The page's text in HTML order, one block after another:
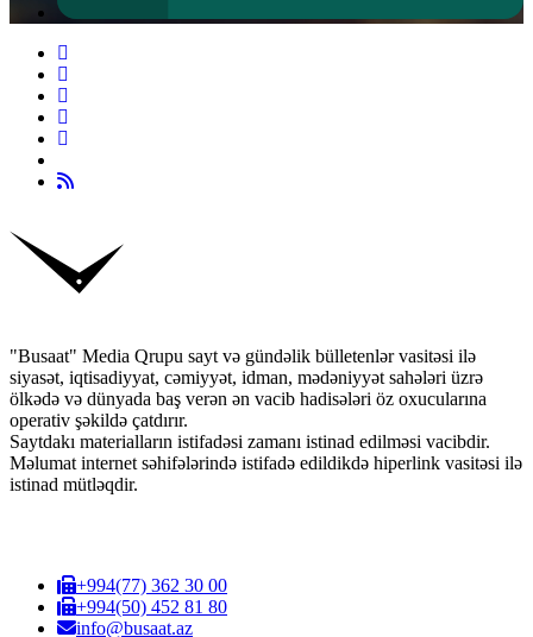
"Busaat" Media Qrupu sayt və gündəlik bülletenlər vasitəsi ilə
siyasət, iqtisadiyyat, cəmiyyət, idman, mədəniyyət sahələri üzrə
ölkədə və dünyada baş verən ən vacib hadisələri öz oxucularına
operativ şəkildə çatdırır.
Saytdakı materialların istifadəsi zamanı istinad edilməsi vacibdir.
Məlumat internet səhifələrində istifadə edildikdə hiperlink vasitəsi ilə
istinad mütləqdir.
+994(77) 362 30 00
+994(50) 452 81 80
info@busaat.az